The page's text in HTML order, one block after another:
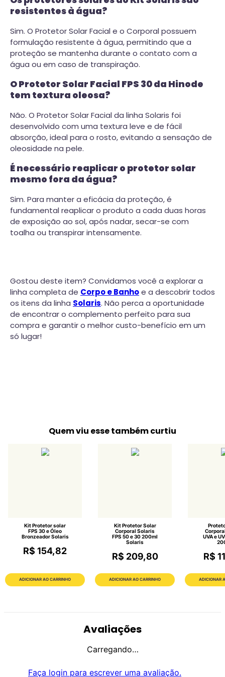
resistentes à água?
Sim. O Protetor Solar Facial e o Corporal possuem
formulação resistente à água, permitindo que a
proteção se mantenha durante o contato com a
água ou em caso de transpiração.
O Protetor Solar Facial FPS 30 da Hinode
tem textura oleosa?
Não. O Protetor Solar Facial da linha Solaris foi
desenvolvido com uma textura leve e de fácil
absorção, ideal para o rosto, evitando a sensação de
oleosidade na pele.
É necessário reaplicar o protetor solar
mesmo fora da água?
Sim. Para manter a eficácia da proteção, é
fundamental reaplicar o produto a cada duas horas
de exposição ao sol, após nadar, secar-se com
toalha ou transpirar intensamente.
Gostou deste item? Convidamos você a explorar a
linha completa de Corpo e Banhoe a descobrir todos
os itens da linha Solaris. Não perca a oportunidade
de encontrar o complemento perfeito para sua
compra e garantir o melhor custo-benefício em um
só lugar!
Quem viu esse também curtiu
Kit Protetor solar
FPS 30 e Óleo
Bronzeador Solaris
R$ 154,82
ADICIONAR AO CARRINHO
Kit Protetor Solar
Corporal Solaris
FPS 50 e 30 200ml
Solaris
R$ 209,80
ADICIONAR AO CARRINHO
UVA e
R$
ADICIONAR
Avaliações
Carregando…
Faça login para escrever uma avaliação.